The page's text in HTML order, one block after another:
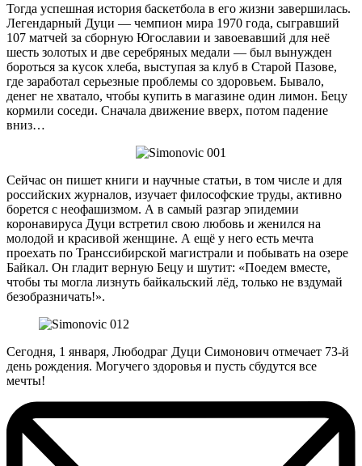
Тогда успешная история баскетбола в его жизни завершилась.
Легендарный Дуци — чемпион мира 1970 года, сыгравший
107 матчей за сборную Югославии и завоевавший для неё
шесть золотых и две серебряных медали — был вынужден
бороться за кусок хлеба, выступая за клуб в Старой Пазове,
где заработал серьезные проблемы со здоровьем. Бывало,
денег не хватало, чтобы купить в магазине один лимон. Бецу
кормили соседи. Сначала движение вверх, потом падение
вниз…
Сейчас он пишет книги и научные статьи, в том числе и для
российских журналов, изучает философские труды, активно
борется с неофашизмом. А в самый разгар эпидемии
коронавируса Дуци встретил свою любовь и женился на
молодой и красивой женщине. А ещё у него есть мечта
проехать по Транссибирской магистрали и побывать на озере
Байкал. Он гладит верную Бецу и шутит: «Поедем вместе,
чтобы ты могла лизнуть байкальский лёд, только не вздумай
безобразничать!».
Сегодня, 1 января, Любодраг Дуци Симонович отмечает 73-й
день рождения. Могучего здоровья и пусть сбудутся все
мечты!